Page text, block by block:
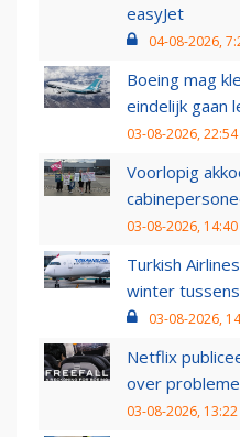
easyJet
04-08-2026,
Boeing mag
eindelijk gaan
03-08-2026, 22:54
Voorlopig
03-08-2026, 14:40
Turkish
winter
03-08-2026,
Netflix
over
03-08-2026, 13:22